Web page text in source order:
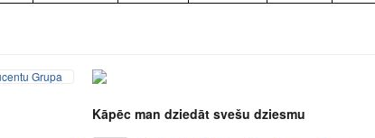
Kāpēc man dziedāt svešu dziesmu